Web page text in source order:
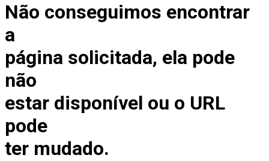
Não conseguimos encontrar
a
página solicitada, ela pode
não
estar disponível ou o URL
pode
ter mudado.